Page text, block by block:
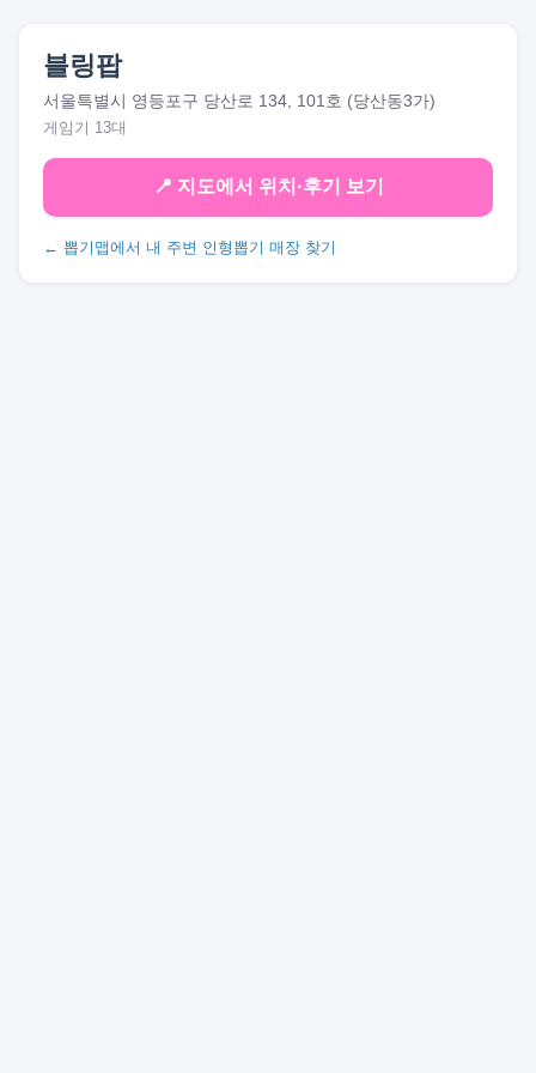
블링팝
서울특별시 영등포구 당산로 134, 101호 (당산동3가)
게임기 13대
📍 지도에서 위치·후기 보기
← 뽑기맵에서 내 주변 인형뽑기 매장 찾기